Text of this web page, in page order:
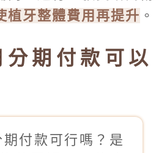
植牙整體費用再提升 。
期付款可以
付款可行嗎？是